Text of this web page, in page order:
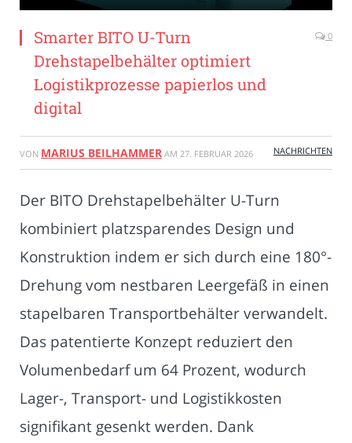
Smarter BITO U-Turn
Drehstapelbehälter optimiert
Logistikprozesse papierlos und
digital
0
VON MARIUS BEILHAMMER AM 27. FEBRUAR 2026 NACHRICHTEN
Der BITO Drehstapelbehälter U-Turn
kombiniert platzsparendes Design und
Konstruktion indem er sich durch eine 180°-
Drehung vom nestbaren Leergefäß in einen
stapelbaren Transportbehälter verwandelt.
Das patentierte Konzept reduziert den
Volumenbedarf um 64 Prozent, wodurch
Lager-, Transport- und Logistikkosten
signifikant gesenkt werden. Dank